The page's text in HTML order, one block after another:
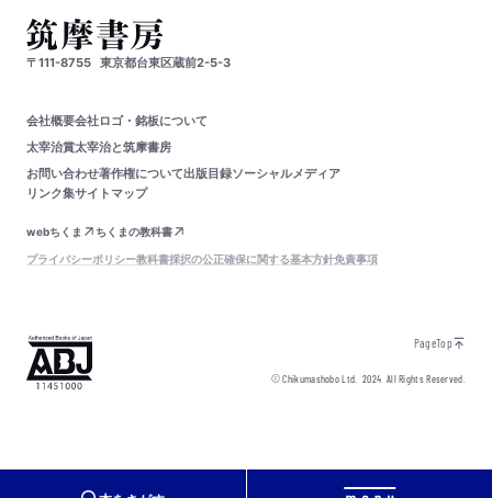
〒111-8755 東京都台東区蔵前2-5-3
会社概要会社ロゴ・銘板について
太宰治賞太宰治と筑摩書房
お問い合わせ著作権について出版目録ソーシャルメディア
リンク集サイトマップ
webちくま
ちくまの教科書
プライバシーポリシー教科書採択の公正確保に関する基本方針免責事項
PageTop
© Chikumashobo Ltd.2024 All Rights Reserved.